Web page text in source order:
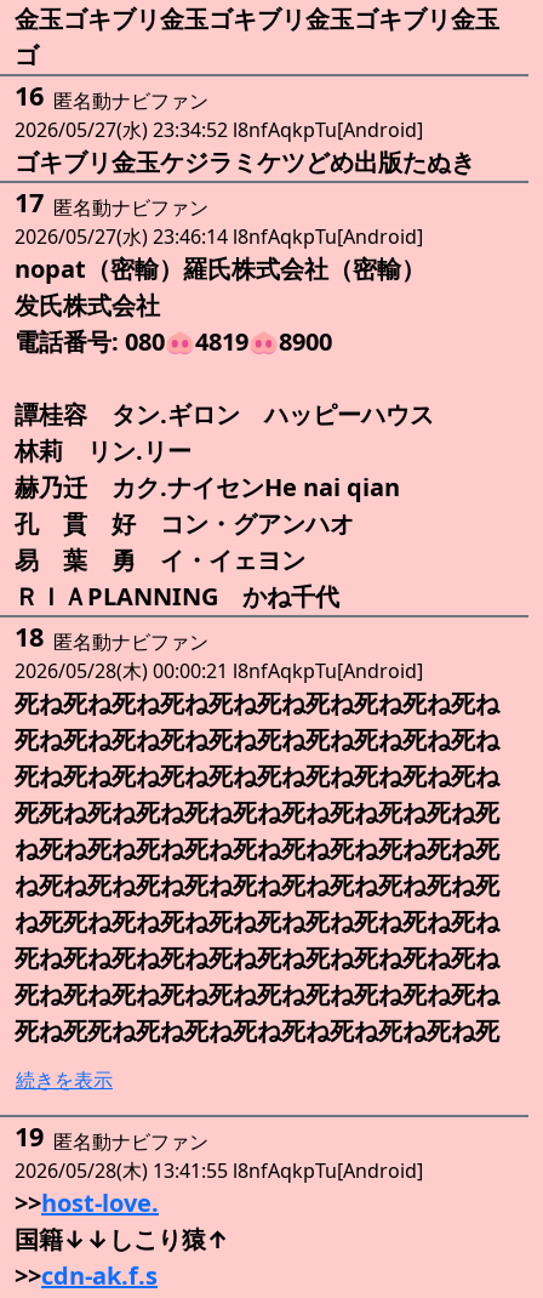
金玉ゴキブリ金玉ゴキブリ金玉ゴキブリ金玉
ゴ
16 匿名動ナビファン
2026/05/27(水) 23:34:52 l8nfAqkpTu[Android]
ゴキブリ金玉ケジラミケツどめ出版たぬき
17 匿名動ナビファン
2026/05/27(水) 23:46:14 l8nfAqkpTu[Android]
nopat（密輸）羅氏株式会社（密輸）
发氏株式会社
電話番号: 080🐽4819🐽8900
譚桂容 タン.ギロン ハッピーハウス
林莉 リン.リー
赫乃迁 カク.ナイセンHe nai qian
孔 貫 好 コン・グアンハオ
易 葉 勇 イ・イェヨン
ＲＩＡPLANNING かね千代
18 匿名動ナビファン
2026/05/28(木) 00:00:21 l8nfAqkpTu[Android]
死ね死ね死ね死ね死ね死ね死ね死ね死ね死ね
死ね死ね死ね死ね死ね死ね死ね死ね死ね死ね
死ね死ね死ね死ね死ね死ね死ね死ね死ね死ね
死死ね死ね死ね死ね死ね死ね死ね死ね死ね死
ね死ね死ね死ね死ね死ね死ね死ね死ね死ね死
ね死ね死ね死ね死ね死ね死ね死ね死ね死ね死
ね死死ね死ね死ね死ね死ね死ね死ね死ね死ね
死ね死ね死ね死ね死ね死ね死ね死ね死ね死ね
死ね死ね死ね死ね死ね死ね死ね死ね死ね死ね
死ね死死ね死ね死ね死ね死ね死ね死ね死ね死
続きを表示
19 匿名動ナビファン
2026/05/28(木) 13:41:55 l8nfAqkpTu[Android]
>>host-love.
国籍↓↓しこり猿↑
>>cdn-ak.f.s